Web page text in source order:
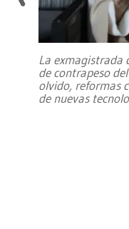
La exmagistrada
de contrapeso
olvido, reformas
de nuevas